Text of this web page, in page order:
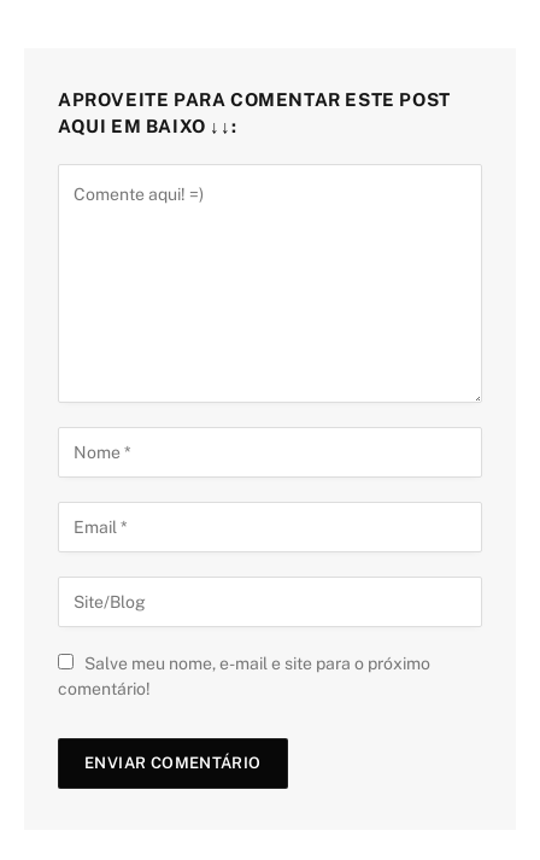
APROVEITE PARA COMENTAR ESTE POST
AQUI EM BAIXO ↓↓:
Salve meu nome, e-mail e site para o próximo
comentário!